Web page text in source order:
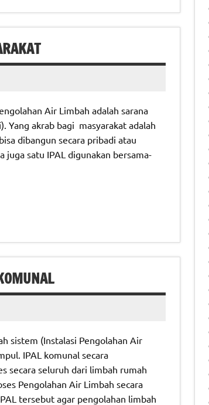
Air Limbah adalah sarana
Yang akrab bagi masyarakat adalah
dibangun secara pribadi atau
satu IPAL digunakan bersama-
sistem (Instalasi Pengolahan Air
IPAL komunal secara
secara seluruh dari limbah rumah
Pengolahan Air Limbah secara
tersebut agar pengolahan limbah